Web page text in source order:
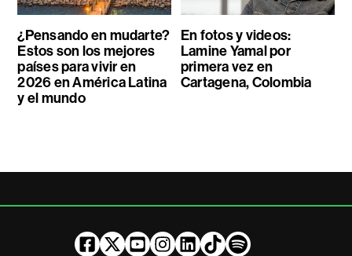
¿Pensando en mudarte?
Estos son los mejores
países para vivir en
2026 en América Latina
y el mundo
En fotos y videos:
Lamine Yamal por
primera vez en
Cartagena, Colombia